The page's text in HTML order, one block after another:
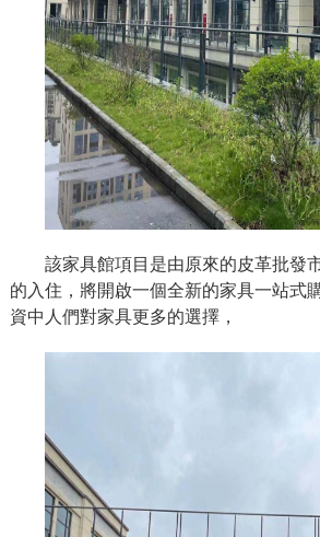
該家具館項目是由原來的皮革批發
的入住，將開啟一個全新的家具一站式
資中人們對家具更多的選擇，